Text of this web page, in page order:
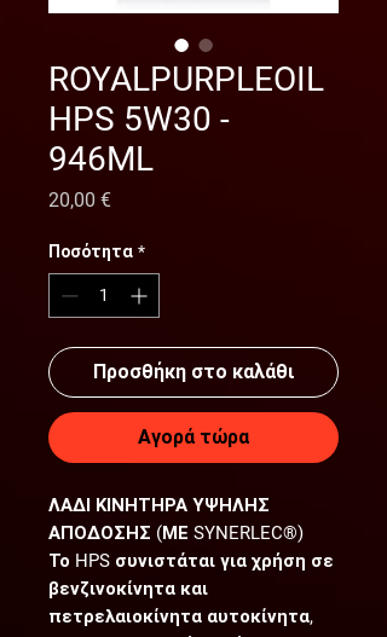
ROYALPURPLEOIL
HPS 5W30 -
946ML
20,00 €Τιμή
Ποσότητα *
Προσθήκη στο καλάθι
Αγορά τώρα
ΛΑΔΙ ΚΙΝΗΤΗΡΑ ΥΨΗΛΗΣ
ΑΠΟΔΟΣΗΣ (ΜΕ SYNERLEC®)
Το HPS συνιστάται για χρήση σε
βενζινοκίνητα και
πετρελαιοκίνητα αυτοκίνητα,